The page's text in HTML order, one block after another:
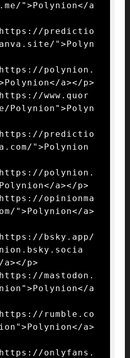
">Polynion</a
predictio
">Polyn
polynion.
a></p>
www.quor
Polynion">Polyn
predictio
">Polynion
polynion.
a></p>
opinionma
">Polynion</a>
bsky.app/
p>
mastodon.
a
rumble.co
a>
onlyfans.